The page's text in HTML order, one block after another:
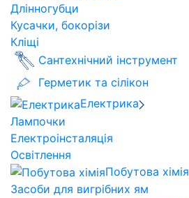
Длінногубци
Кусачки, бокорізи
Кліщі
Сантехнічний інструмент
Герметик та сілікон
Електрика
Лампочки
Електроінсталяція
Освітлення
Побутова хімія
Засоби для вигрібних ям